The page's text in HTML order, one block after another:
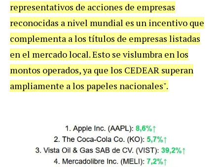
representativos de acciones de empresas
reconocidas a nivel mundial es un incentivo que
complementa a los títulos de empresas listadas
en el mercado local. Esto se vislumbra en los
montos operados, ya que los CEDEAR superan
ampliamente a los papeles nacionales".